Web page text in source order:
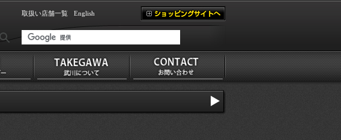
取扱い店舗一覧 English